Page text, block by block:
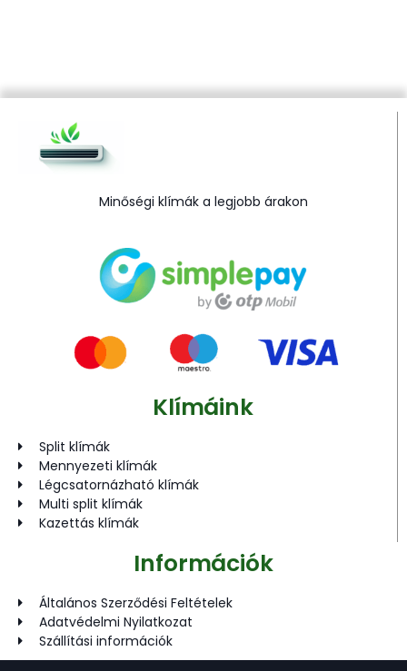
Minőségi klímák a legjobb árakon
Klímáink
Split klímák
Mennyezeti klímák
Légcsatornázható klímák
Multi split klímák
Kazettás klímák
Információk
Általános Szerződési Feltételek
Adatvédelmi Nyilatkozat
Szállítási információk